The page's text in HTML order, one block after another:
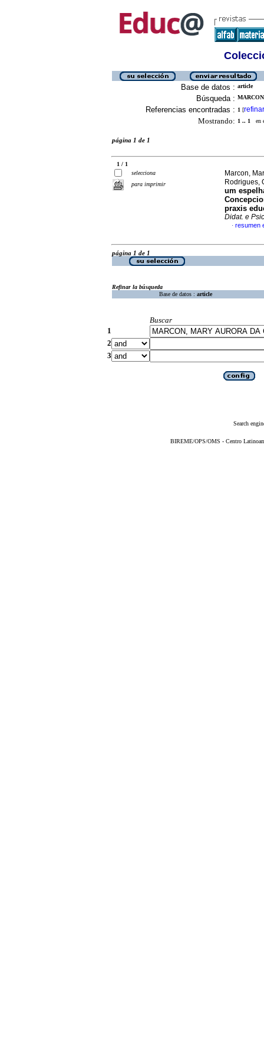
Base de datos : article
Búsqueda :
Referencias encontradas : 1 [refinar
Mostrando: 1 .. 1 en
página 1 de 1
1 / 1
selecciona
para imprimir
Marcon,
Rodrigues,
um
praxis
Didat. e
· resumen
página 1 de 1
Refinar la búsqueda
Base de datos : article
Buscar
1
2
3
Search
BIREME/OPS/OMS - Centro